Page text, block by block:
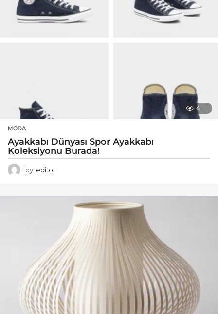
4
MODA
Ayakkabı Dünyası Spor Ayakkabı
Koleksiyonu Burada!
by editor